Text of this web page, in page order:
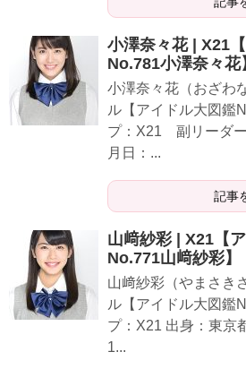
小澤奈々花 | X21
No.781小澤奈々花
小澤奈々花（おざわ
ル【アイドル大図鑑
プ：X21 副リーダ
月日：...
記事
山﨑紗彩 | X21【
No.771山﨑紗彩】
山﨑紗彩（やまさき
ル【アイドル大図鑑
プ：X21 出身：東京
1...